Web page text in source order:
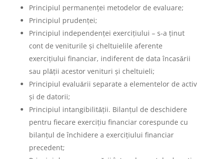
Principiul permanenţei metodelor de evaluare;
Principiul prudenţei;
Principiul independenţei exerciţiului – s-a ţinut
cont de veniturile şi cheltuielile aferente
exerciţiului financiar, indiferent de data încasǎrii
sau plǎţii acestor venituri şi cheltuieli;
Principiul evaluǎrii separate a elementelor de activ
şi de datorii;
Principiul intangibilitǎţii. Bilanţul de deschidere
pentru fiecare exerciţiu financiar corespunde cu
bilanţul de închidere a exerciţiului financiar
precedent;